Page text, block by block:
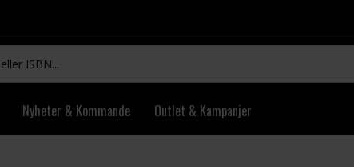
Nyheter & Kommande Outlet & Kampanjer